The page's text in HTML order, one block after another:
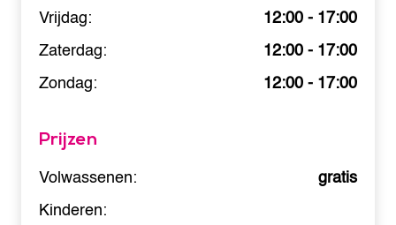
Vrijdag:
12:00 - 17:00
Zaterdag:
12:00 - 17:00
Zondag:
12:00 - 17:00
Prijzen
Volwassenen:
gratis
Kinderen: